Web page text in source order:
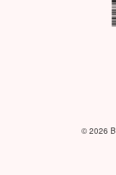
© 2026